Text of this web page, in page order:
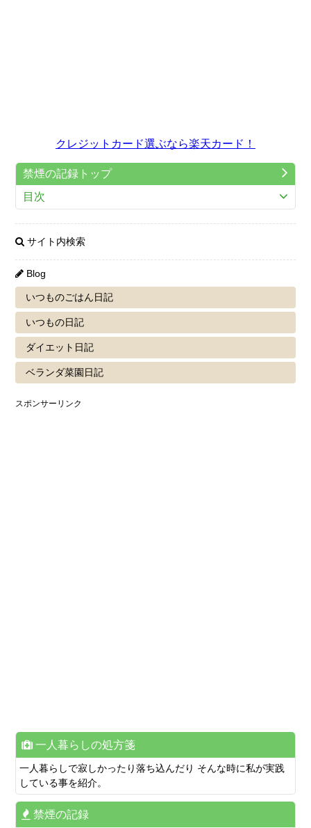
クレジットカード選ぶなら楽天カード！
禁煙の記録トップ
目次
サイト内検索
Blog
いつものごはん日記
いつもの日記
ダイエット日記
ベランダ菜園日記
スポンサーリンク
一人暮らしの処方箋
一人暮らしで寂しかったり落ち込んだり そんな時に私が実践
している事を紹介。
禁煙の記録